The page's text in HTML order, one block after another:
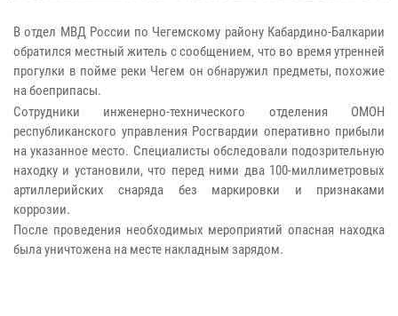
В отдел МВД России по Чегемскому району Кабардино-Балкарии
обратился местный житель с сообщением, что во время утренней
прогулки в пойме реки Чегем он обнаружил предметы, похожие
на боеприпасы.
Сотрудники инженерно-технического отделения ОМОН
республиканского управления Росгвардии оперативно прибыли
на указанное место. Специалисты обследовали подозрительную
находку и установили, что перед ними два 100-миллиметровых
артиллерийских снаряда без маркировки и признаками
коррозии.
После проведения необходимых мероприятий опасная находка
была уничтожена на месте накладным зарядом.